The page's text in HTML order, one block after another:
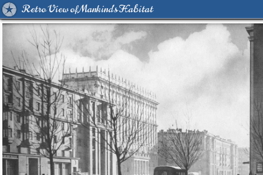
Retro View of Mankind's Habitat